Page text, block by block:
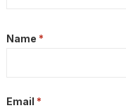
Name *
Email *